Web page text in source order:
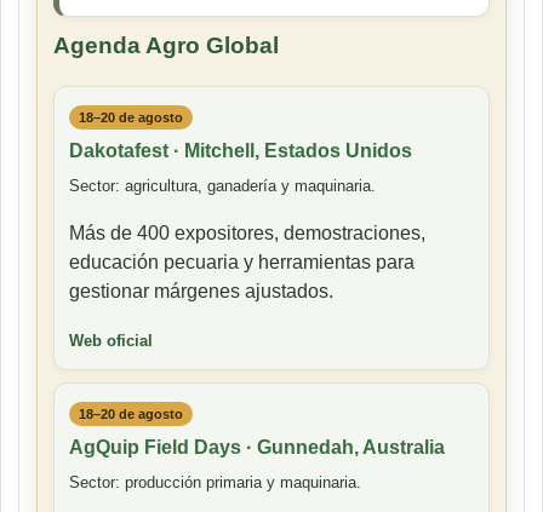
Agenda Agro Global
18–20 de agosto
Dakotafest · Mitchell, Estados Unidos
Sector: agricultura, ganadería y maquinaria.
Más de 400 expositores, demostraciones,
educación pecuaria y herramientas para
gestionar márgenes ajustados.
Web oficial
18–20 de agosto
AgQuip Field Days · Gunnedah, Australia
Sector: producción primaria y maquinaria.